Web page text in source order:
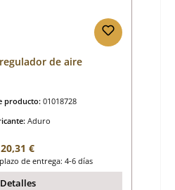
de aire
producto: 01018728
Aduro
Precio normal:
20,31 €
de entrega: 4-6 días
Detalles